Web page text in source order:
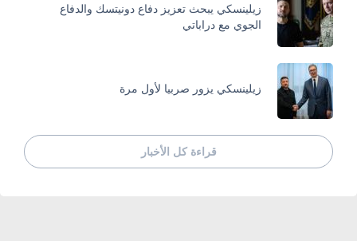
زيلينسكي يبحث تعزيز دفاع دونيتسك والدفاع
الجوي مع دراباتي
زيلينسكي يزور صربيا لأول مرة
قراءة كل الأخبار